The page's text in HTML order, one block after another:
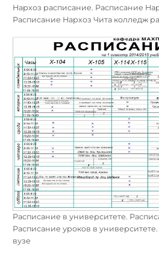
Нархоз расписание. Расписание
Расписание Нархоз Чита колледж
Расписание в университете.
Расписание уроков в
вузе